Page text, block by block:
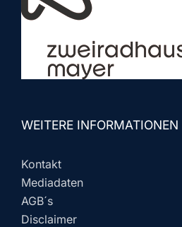
WEITERE INFORMATIONEN
Kontakt
Mediadaten
AGB´s
Disclaimer